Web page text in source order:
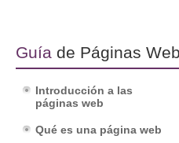
Guía de Páginas Web
Introducción a las
páginas web
Qué es una página web